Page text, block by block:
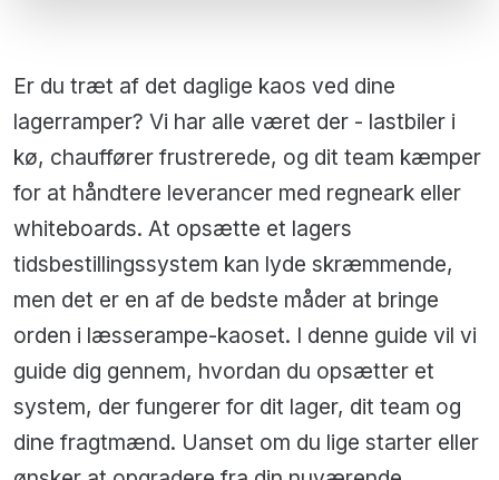
Er du træt af det daglige kaos ved dine
lagerramper? Vi har alle været der - lastbiler i
kø, chauffører frustrerede, og dit team kæmper
for at håndtere leverancer med regneark eller
whiteboards. At opsætte et lagers
tidsbestillingssystem kan lyde skræmmende,
men det er en af de bedste måder at bringe
orden i læsserampe-kaoset. I denne guide vil vi
guide dig gennem, hvordan du opsætter et
system, der fungerer for dit lager, dit team og
dine fragtmænd. Uanset om du lige starter eller